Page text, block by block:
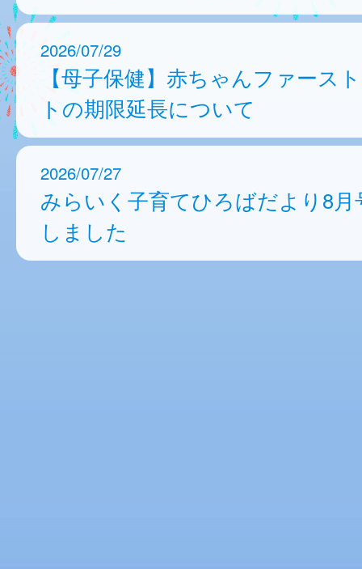
2026/07/29
【母子保健】赤ちゃんファース
トの期限延長について
2026/07/27
みらいく子育てひろばだより8
しました